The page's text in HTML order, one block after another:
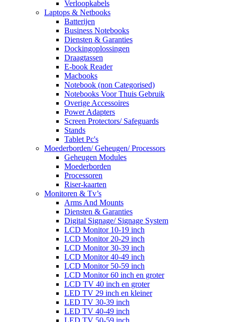
Verloopkabels
Laptops & Netbooks
Batterijen
Business Notebooks
Diensten & Garanties
Dockingoplossingen
Draagtassen
E-book Reader
Macbooks
Notebook (non Categorised)
Notebooks Voor Thuis Gebruik
Overige Accessoires
Power Adapters
Screen Protectors/ Safeguards
Stands
Tablet Pc's
Moederborden/ Geheugen/ Processors
Geheugen Modules
Moederborden
Processoren
Riser-kaarten
Monitoren & Tv’s
Arms And Mounts
Diensten & Garanties
Digital Signage/ Signage System
LCD Monitor 10-19 inch
LCD Monitor 20-29 inch
LCD Monitor 30-39 inch
LCD Monitor 40-49 inch
LCD Monitor 50-59 inch
LCD Monitor 60 inch en groter
LCD TV 40 inch en groter
LED TV 29 inch en kleiner
LED TV 30-39 inch
LED TV 40-49 inch
LED TV 50-59 inch